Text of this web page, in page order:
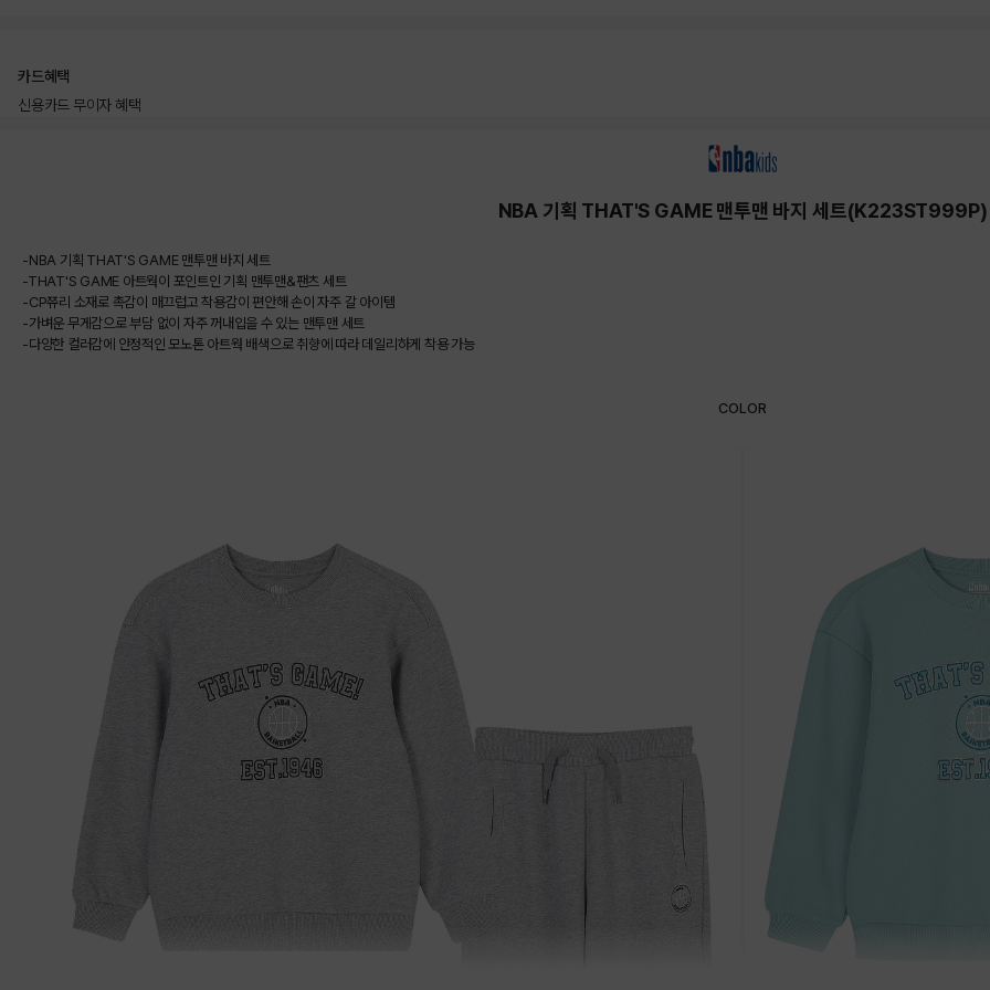
카드혜택
신용카드 무이자 혜택
NBA 기획 THAT'S GAME 맨투맨 바지 세트(K223ST999P)
-NBA 기획 THAT'S GAME 맨투맨 바지 세트
-THAT'S GAME 아트웍이 포인트인 기획 맨투맨&팬츠 세트
-CP쮸리 소재로 촉감이 매끄럽고 착용감이 편안해 손이 자주 갈 아이템
-가벼운 무게감으로 부담 없이 자주 꺼내입을 수 있는 맨투맨 세트
-다양한 컬러감에 안정적인 모노톤 아트웍 배색으로 취향에 따라 데일리하게 착용 가능
COLOR